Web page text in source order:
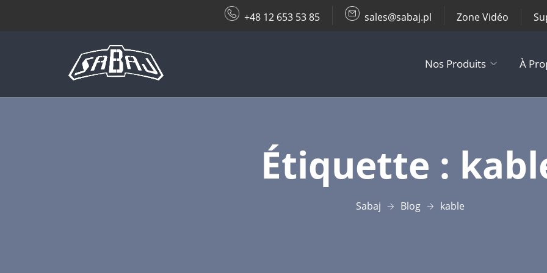
+48 12 653 53 85 sales@sabaj.pl Zone Vidéo
Nos Produits
Supports
À
Étiquette :
Sabaj Blog kable